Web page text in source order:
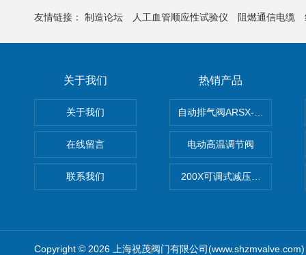
友情链接： 制造论坛 人工血管顺应性试验仪 阻燃通信电缆
关于我们
关于我们
在线留言
联系我们
热销产品
自动排气阀ARSX-0015/
电动高温调节阀
200X可调式减压阀（减压稳
Copyright © 2026 上海祝茂阀门有限公司